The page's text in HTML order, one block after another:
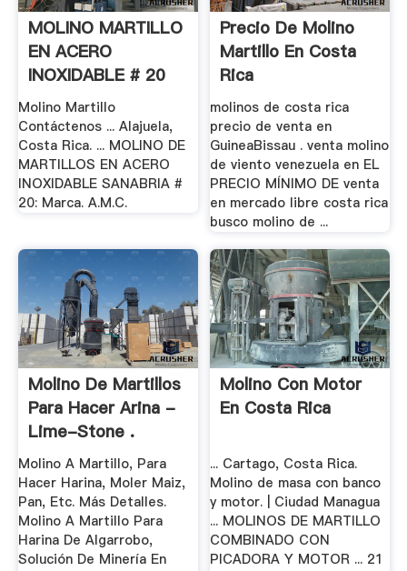
MOLINO MARTILLO
EN ACERO
INOXIDABLE # 20
Molino Martillo
Contáctenos ... Alajuela,
Costa Rica. ... MOLINO DE
MARTILLOS EN ACERO
INOXIDABLE SANABRIA #
20: Marca. A.M.C.
Precio De Molino
Martillo En Costa
Rica
molinos de costa rica
precio de venta en
GuineaBissau . venta molino
de viento venezuela en EL
PRECIO MÍNIMO DE venta
en mercado libre costa rica
busco molino de ...
Molino De Martillos
Para Hacer Arina -
Lime-Stone .
Molino A Martillo, Para
Hacer Harina, Moler Maiz,
Pan, Etc. Más Detalles.
Molino A Martillo Para
Harina De Algarrobo,
Solución De Minería En
Molino Con Motor
En Costa Rica
... Cartago, Costa Rica.
Molino de masa con banco
y motor. | Ciudad Managua
... MOLINOS DE MARTILLO
COMBINADO CON
PICADORA Y MOTOR ... 21